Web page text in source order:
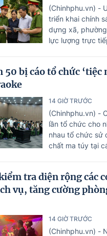
(Chinhphu.vn) -
triển khai chính
dựng xã,
lực lượng trực
50 bị cáo tổ chức ‘tiệc
14 GIỜ TRƯỚC
(Chinhphu.vn) -
lần tổ chức cho
nhau tổ chức sử
chất ma túy tại
tra diện rộng các
vụ, tăng cường
14 GIỜ TRƯỚC
(Chinhphu.vn) -